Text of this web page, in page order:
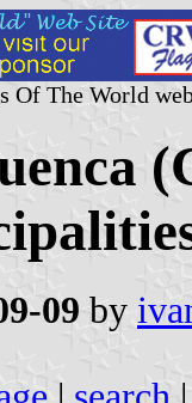
Of The World
09 by